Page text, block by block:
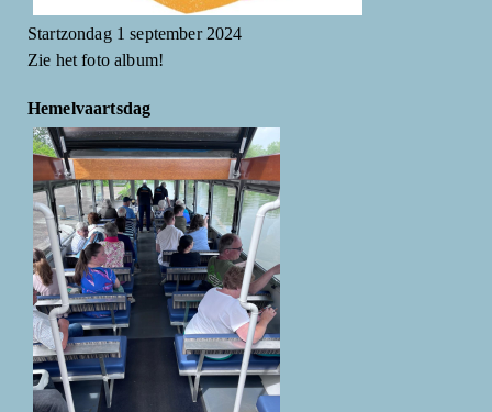
Startzondag 1 september 2024
Zie het foto album!
Hemelvaartsdag